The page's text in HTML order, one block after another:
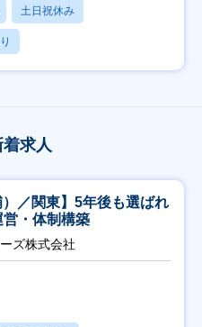
土日祝休み
着求人
／関東】5年後も選ばれ
・体制構築
ズ株式会社